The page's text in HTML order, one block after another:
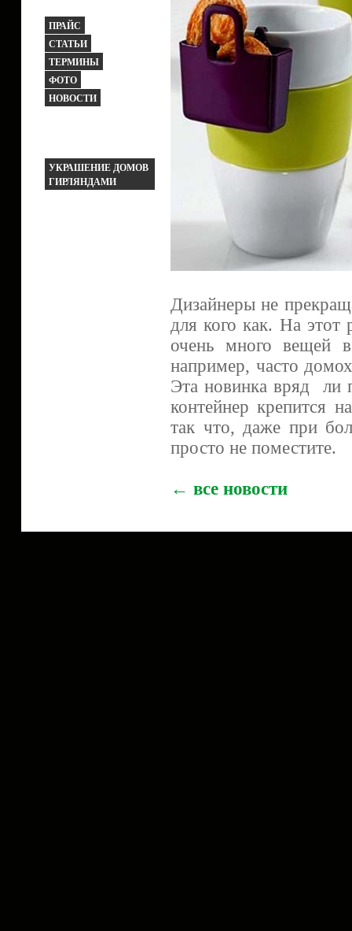
ПРАЙС
СТАТЬИ
ТЕРМИНЫ
ФОТО
НОВОСТИ
УКРАШЕНИЕ ДОМОВ
ГИРЛЯНДАМИ
Дизайнеры не
для кого как. На этот
очень много вещей
например, часто
Эта новинка вряд ли
контейнер крепится
так что, даже при
просто не поместите.
← все новости